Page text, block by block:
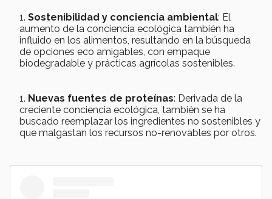
Sostenibilidad y conciencia ambiental: El
aumento de la conciencia ecológica también ha
influido en los alimentos, resultando en la búsqueda
de opciones eco amigables, con empaque
biodegradable y prácticas agrícolas sostenibles.
Nuevas fuentes de proteínas: Derivada de la
creciente conciencia ecológica, también se ha
buscado reemplazar los ingredientes no sostenibles y
que malgastan los recursos no-renovables por otros.